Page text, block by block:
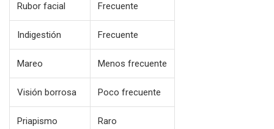
Rubor facial Frecuente
Indigestión Frecuente
Mareo Menos frecuente
Visión borrosa Poco frecuente
Priapismo Raro